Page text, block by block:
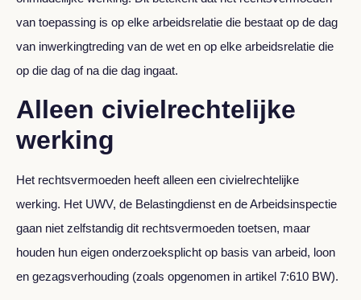
van toepassing is op elke arbeidsrelatie die bestaat op de dag
van inwerkingtreding van de wet en op elke arbeidsrelatie die
op die dag of na die dag ingaat.
Alleen civielrechtelijke
werking
Het rechtsvermoeden heeft alleen een civielrechtelijke
werking. Het UWV, de Belastingdienst en de Arbeidsinspectie
gaan niet zelfstandig dit rechtsvermoeden toetsen, maar
houden hun eigen onderzoeksplicht op basis van arbeid, loon
en gezagsverhouding (zoals opgenomen in artikel 7:610 BW).